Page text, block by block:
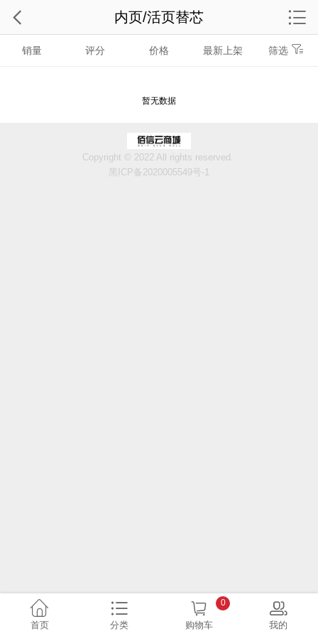
销量 评分 价格 最新上架 筛选
暂无数据
内页/活页替芯
Copyright © 2022 All rights reserved.
黑ICP备2020005549号-1
首页 分类 购物车
0
我的